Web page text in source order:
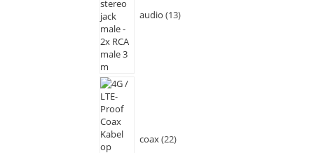
audio 13
coax 22